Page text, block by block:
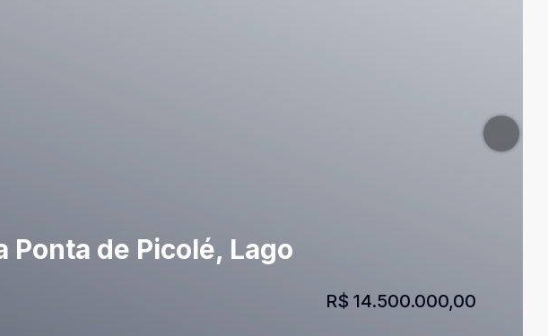
Ponta de Picolé, Lago
R$ 14.500.000,00